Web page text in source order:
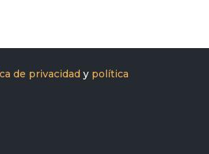
de privacidad y política